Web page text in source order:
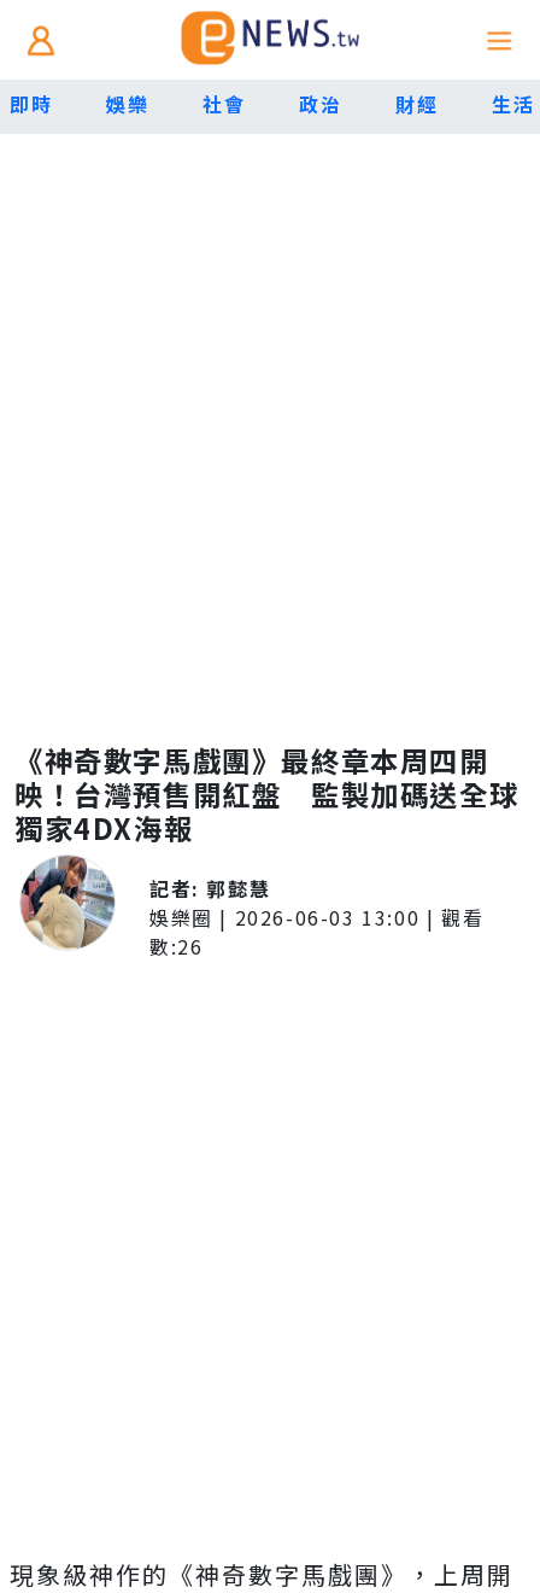
即時 娛樂 社會 政治 財經 生活
《神奇數字馬戲團》最終章本周四開
映！台灣預售開紅盤 監製加碼送全球
獨家4DX海報
記者:郭懿慧
娛樂圈 | 2026-06-03 13:00 | 觀看
數:26
現象級神作的《神奇數字馬戲團》， 上周開